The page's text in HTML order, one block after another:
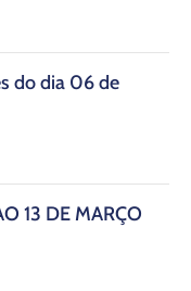
do dia 06 de
13 DE MARÇO